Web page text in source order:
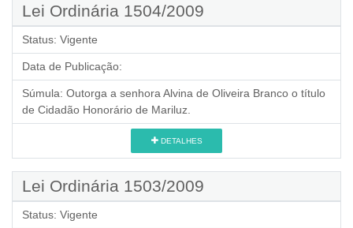
Lei Ordinária 1504/2009
Status: Vigente
Data de Publicação:
Súmula: Outorga a senhora Alvina de Oliveira Branco o título
de Cidadão Honorário de Mariluz.
DETALHES
Lei Ordinária 1503/2009
Status: Vigente